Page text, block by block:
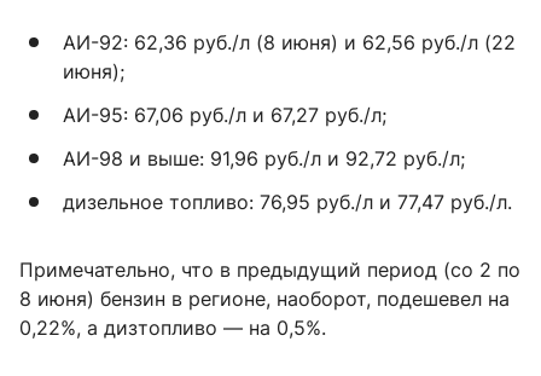
АИ-92: 62,36 руб./л (8 июня) и 62,56 руб./л (22
июня);
АИ-95: 67,06 руб./л и 67,27 руб./л;
АИ-98 и выше: 91,96 руб./л и 92,72 руб./л;
дизельное топливо: 76,95 руб./л и 77,47 руб./л.
Примечательно, что в предыдущий период (со 2 по
8 июня) бензин в регионе, наоборот, подешевел на
0,22%, а дизтопливо — на 0,5%.